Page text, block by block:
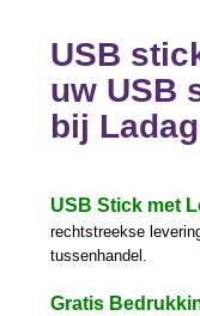
USB
uw USB
bij
USB Stick met
rechtstreekse
tussenhandel.
Gratis